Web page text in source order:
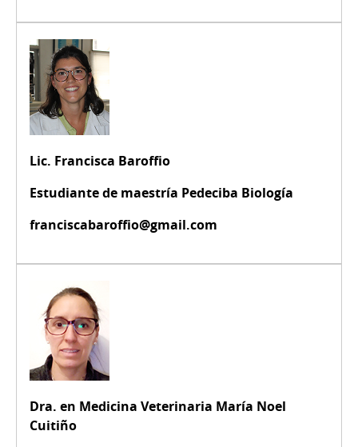
Lic. Francisca Baroffio
Estudiante de maestría Pedeciba Biología
franciscabaroffio@gmail.com
Dra. en Medicina Veterinaria María Noel
Cuitiño